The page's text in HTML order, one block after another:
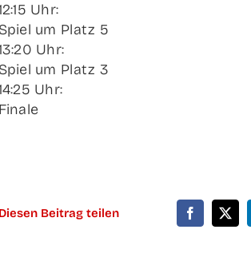
Uhr:
Spiel um Platz 5
Uhr:
Spiel um Platz 3
Uhr:
Finale
Die­sen Bei­trag teilen